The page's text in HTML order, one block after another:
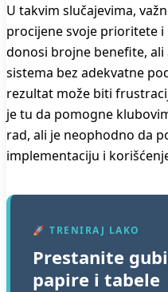
U takvim slučajevima,
procijene svoje prioritete i
donosi brojne benefite,
sistema bez adekvatne
rezultat može biti
je tu da pomogne
rad, ali je neophodno da
implementaciju i
🚀 TRENIRAJ LAKO
Prestanite
papire i tabele